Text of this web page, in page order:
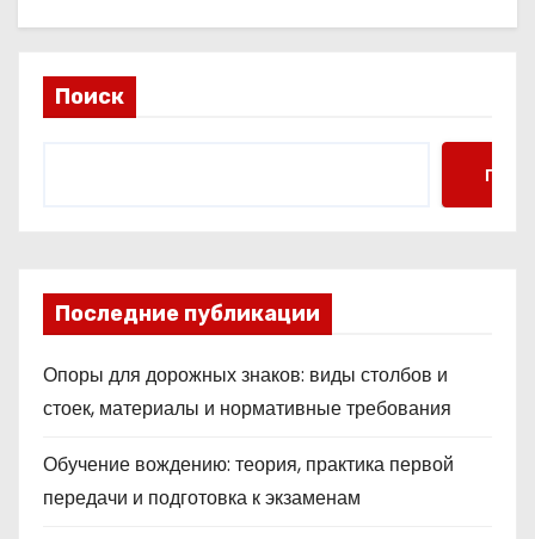
Поиск
Поиск
Последние публикации
Опоры для дорожных знаков: виды столбов и
стоек, материалы и нормативные требования
Обучение вождению: теория, практика первой
передачи и подготовка к экзаменам